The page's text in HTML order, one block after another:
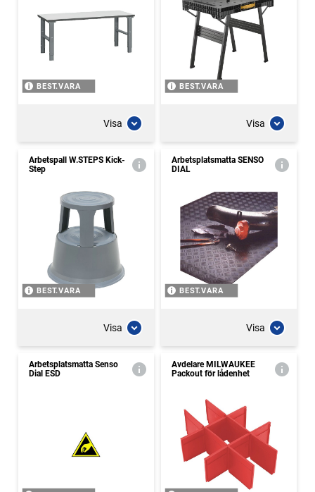
BEST.VARA
Visa
BEST.VARA
Visa
Arbetspall W.STEPS Kick-
Step
BEST.VARA
Visa
Arbetsplatsmatta SENSO
DIAL
BEST.VARA
Visa
Arbetsplatsmatta Senso
Dial ESD
Avdelare MILWAUKEE
Packout för lådenhet